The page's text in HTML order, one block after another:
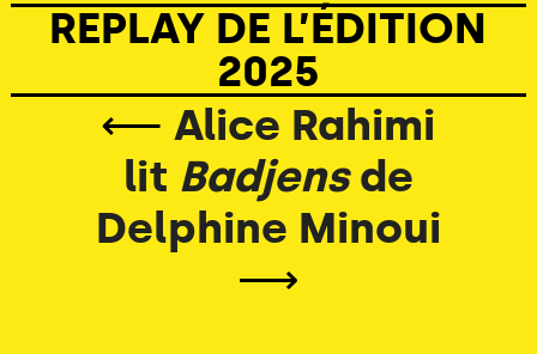
REPLAY DE L’ÉDITION
2025
⟵ Alice Rahimi
lit Badjensde
Delphine Minoui
⟶